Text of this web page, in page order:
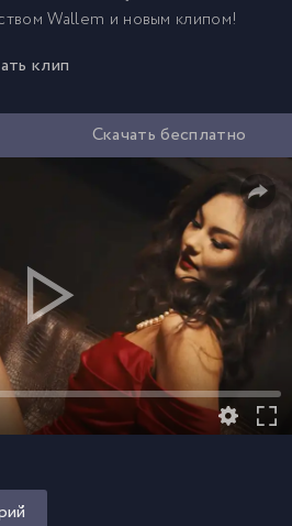
Wallem и новым клипом!
клип
Скачать бесплатно